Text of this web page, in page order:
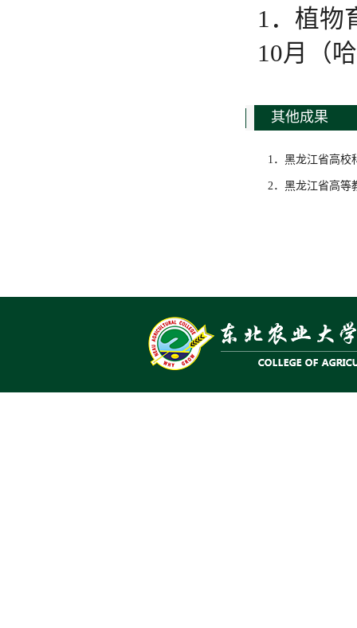
1．植物
10月（
其他成果
1．黑龙江省高校
2．黑龙江省高等